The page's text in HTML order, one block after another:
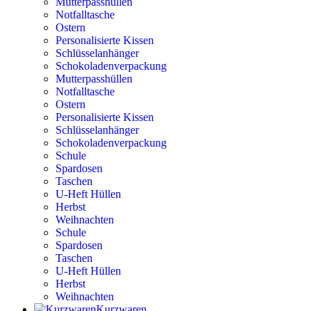
Notfalltasche
Ostern
Personalisierte Kissen
Schlüsselanhänger
Schokoladenverpackung
Mutterpasshüllen
Notfalltasche
Ostern
Personalisierte Kissen
Schlüsselanhänger
Schokoladenverpackung
Schule
Spardosen
Taschen
U-Heft Hüllen
Herbst
Weihnachten
Schule
Spardosen
Taschen
U-Heft Hüllen
Herbst
Weihnachten